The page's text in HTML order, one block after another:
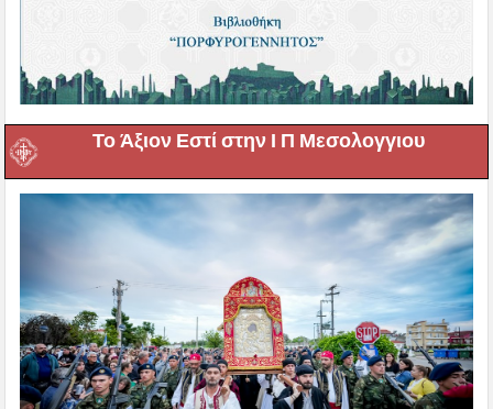
Το Άξιον Εστί στην Ι Π Μεσολογγιου